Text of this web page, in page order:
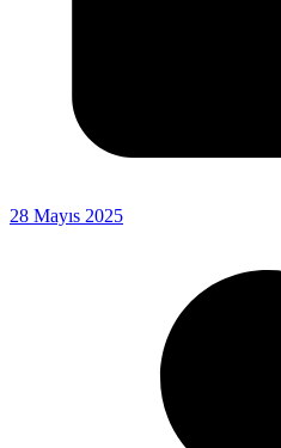
28 Mayıs 2025